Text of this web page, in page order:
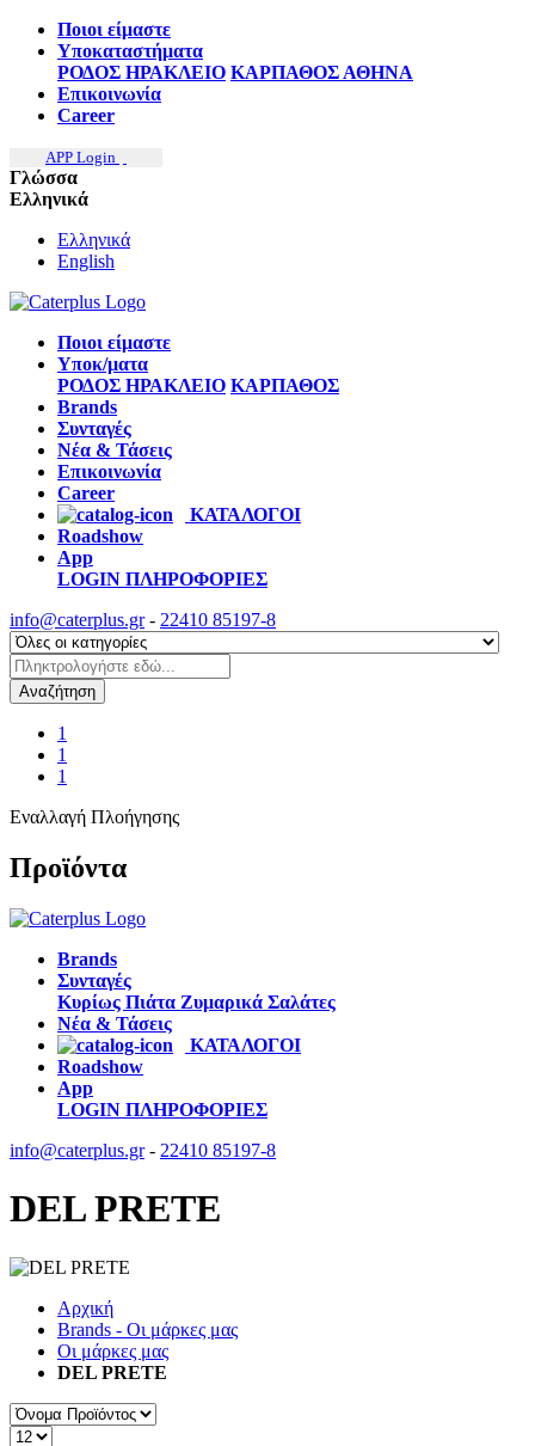
Ποιοι είμαστε
Υποκαταστήματα
ΡΟΔΟΣ ΗΡΑΚΛΕΙΟ ΚΑΡΠΑΘΟΣ ΑΘΗΝΑ
Επικοινωνία
Career
APP Login
Γλώσσα
Ελληνικά
Ελληνικά
English
Ποιοι είμαστε
Υποκ/ματα
ΡΟΔΟΣ ΗΡΑΚΛΕΙΟ ΚΑΡΠΑΘΟΣ
Brands
Συνταγές
Νέα & Τάσεις
Επικοινωνία
Career
ΚΑΤΑΛΟΓΟΙ
Roadshow
App
LOGIN ΠΛΗΡΟΦΟΡΙΕΣ
info@caterplus.gr- 22410 85197-8
Αναζήτηση
1
1
1
Εναλλαγή Πλοήγησης
Προϊόντα
Brands
Συνταγές
Κυρίως Πιάτα Ζυμαρικά Σαλάτες
Νέα & Τάσεις
ΚΑΤΑΛΟΓΟΙ
Roadshow
App
LOGIN ΠΛΗΡΟΦΟΡΙΕΣ
info@caterplus.gr- 22410 85197-8
DEL PRETE
Αρχική
Brands - Οι μάρκες μας
Οι μάρκες μας
DEL PRETE